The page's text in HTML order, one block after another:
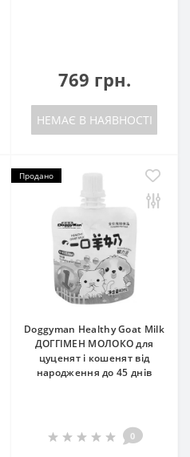
769 грн.
НЕМАЄ В НАЯВНОСТІ
Продано
Doggyman Healthy Goat Milk
ДОГГІМЕН МОЛОКО для
цуценят і кошенят від
народження до 45 днів
0